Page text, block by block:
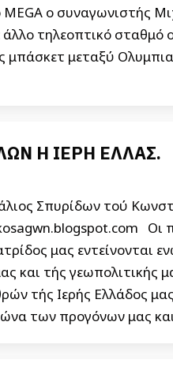
ο συναγωνιστής
τηλεοπτικό σταθμό
μεταξύ
Η ΙΕΡΗ ΕΛΛΑΣ.
Σπυρίδων τού
Οι
μας εντείνονται
και τής γεωπολιτικής
τής Ιερής Ελλάδος
των προγόνων μας